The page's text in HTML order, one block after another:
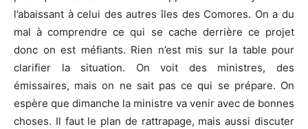
l’abaissant à celui des autres îles des Comores. On a du
mal à comprendre ce qui se cache derrière ce projet
donc on est méfiants. Rien n’est mis sur la table pour
clarifier la situation. On voit des ministres, des
émissaires, mais on ne sait pas ce qui se prépare. On
espère que dimanche la ministre va venir avec de bonnes
choses. Il faut le plan de rattrapage, mais aussi discuter